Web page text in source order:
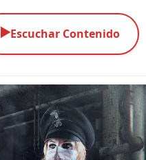
Parte 02: Los Muertos Gobiernan a
Parte 01: Escondido a Plena Luz
Parte 02: El Enemigo de mi Enemigo
▶️Escuchar Contenido